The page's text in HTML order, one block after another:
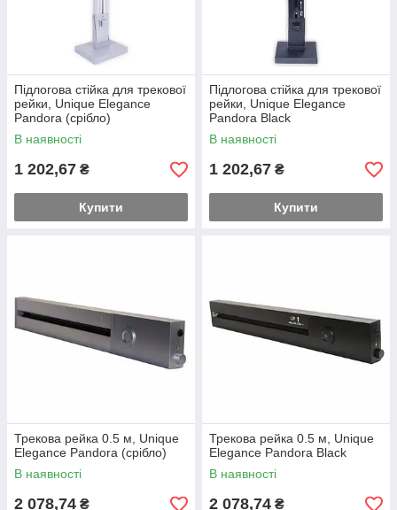
Підлогова стійка для трекової
рейки, Unique Elegance
Pandora (срібло)
В наявності
1 202,67 ₴
Купити
Підлогова стійка для трекової
рейки, Unique Elegance
Pandora Black
В наявності
1 202,67 ₴
Купити
Трекова рейка 0.5 м, Unique
Elegance Pandora (срібло)
В наявності
2 078,74 ₴
Трекова рейка 0.5 м, Unique
Elegance Pandora Black
В наявності
2 078,74 ₴